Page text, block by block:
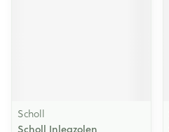
Scholl
Scholl Inlegzolen